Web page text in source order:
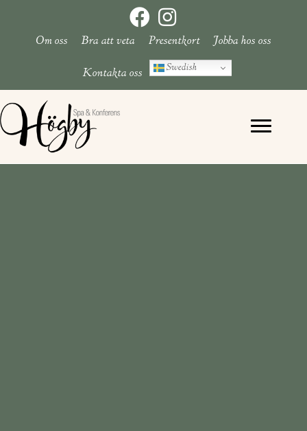
Om oss Bra att veta Presentkort
Jobba hos oss
Kontakta oss
Swedish